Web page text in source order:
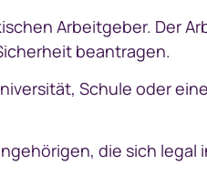
Arbeitgeber. Der
beantragen.
Schule oder
die sich legal